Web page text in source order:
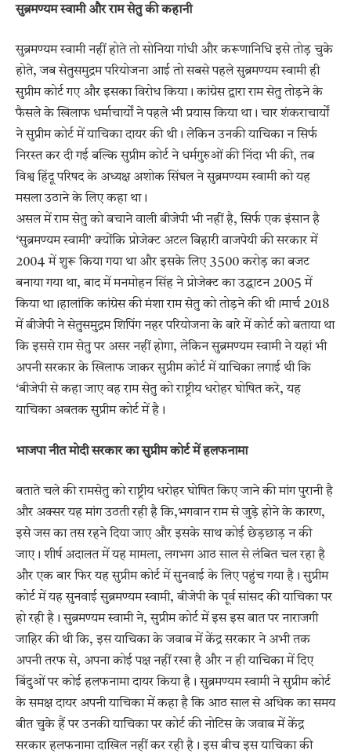
सुब्रमण्यम स्वामी और राम सेतु की कहानी
सुब्रमण्यम स्वामी नहीं होते तो सोनिया गांधी और करूणानिधि इसे तोड़ चुके
होते, जब सेतुसमुद्रम परियोजना आई तो सबसे पहले सुब्रमण्यम स्वामी ही
सुप्रीम कोर्ट गए और इसका विरोध किया। कांग्रेस द्वारा राम सेतु तोड़ने के
फैसले के खिलाफ धर्माचार्यों ने पहले भी प्रयास किया था। चार शंकराचार्यों
ने सुप्रीम कोर्ट में याचिका दायर की थी। लेकिन उनकी याचिका न सिर्फ
निरस्त कर दी गई बल्कि सुप्रीम कोर्ट ने धर्मगुरुओं की निंदा भी की, तब
विश्व हिंदू परिषद के अध्यक्ष अशोक सिंघल ने सुब्रमण्यम स्वामी को यह
मसला उठाने के लिए कहा था।
असल में राम सेतु को बचाने वाली बीजेपी भी नहीं है, सिर्फ एक इंसान है
‘सुब्रमण्यम स्वामी’ क्योंकि प्रोजेक्ट अटल बिहारी वाजपेयी की सरकार में
2004 में शुरू किया गया था और इसके लिए 3500 करोड़ का बजट
बनाया गया था, बाद में मनमोहन सिंह ने प्रोजेक्ट का उद्घाटन 2005 में
किया था।हालांकि कांग्रेस की मंशा राम सेतु को तोड़ने की थी।मार्च 2018
में बीजेपी ने सेतुसमुद्रम शिपिंग नहर परियोजना के बारे में कोर्ट को बताया था
कि इससे राम सेतु पर असर नहीं होगा, लेकिन सुब्रमण्यम स्वामी ने यहां भी
अपनी सरकार के खिलाफ जाकर सुप्रीम कोर्ट में याचिका लगाई थी कि
‘बीजेपी से कहा जाए वह राम सेतु को राष्ट्रीय धरोहर घोषित करे, यह
याचिका अबतक सुप्रीम कोर्ट में है।
भाजपा नीत मोदी सरकार का सुप्रीम कोर्ट में हलफनामा
बताते चले की रामसेतु को राष्ट्रीय धरोहर घोषित किए जाने की मांग पुरानी है
और अक्सर यह मांग उठती रही है कि,भगवान राम से जुड़े होने के कारण,
इसे जस का तस रहने दिया जाए और इसके साथ कोई छेड़छाड़ न की
जाए। शीर्ष अदालत में यह मामला, लगभग आठ साल से लंबित चल रहा है
और एक बार फिर यह सुप्रीम कोर्ट में सुनवाई के लिए पहुंच गया है। सुप्रीम
कोर्ट में यह सुनवाई सुब्रमण्यम स्वामी, बीजेपी के पूर्व सांसद की याचिका पर
हो रही है। सुब्रमण्यम स्वामी ने, सुप्रीम कोर्ट में इस इस बात पर नाराजगी
जाहिर की थी कि, इस याचिका के जवाब में केंद्र सरकार ने अभी तक
अपनी तरफ से, अपना कोई पक्ष नहीं रखा है और न ही याचिका में दिए
बिंदुओं पर कोई हलफनामा दायर किया है। सुब्रमण्यम स्वामी ने सुप्रीम कोर्ट
के समक्ष दायर अपनी याचिका में कहा है कि आठ साल से अधिक का समय
बीत चुके हैं पर उनकी याचिका पर कोर्ट की नोटिस के जवाब में केंद्र
सरकार हलफनामा दाखिल नहीं कर रही है। इस बीच इस याचिका की